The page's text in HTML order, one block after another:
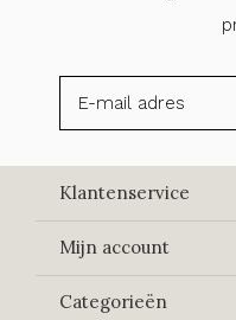
Klantenservice
Mijn account
Categorieën